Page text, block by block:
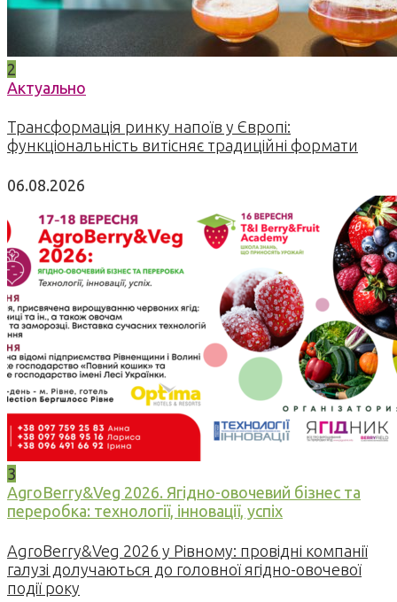
2
Актуально
Трансформація ринку напоїв у Європі:
функціональність витісняє традиційні формати
06.08.2026
3
AgroBerry&Veg 2026. Ягідно-овочевий бізнес та
переробка: технології, інновації, успіх
AgroBerry&Veg 2026 у Рівному: провідні компанії
галузі долучаються до головної ягідно-овочевої
події року